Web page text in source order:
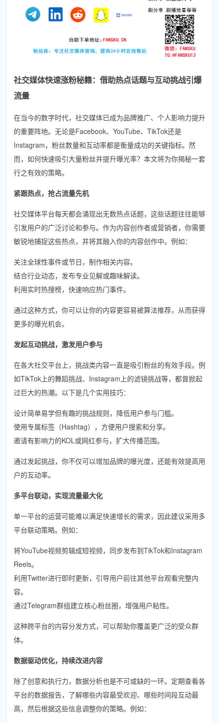
社交媒体快速涨粉秘籍：借助热点话题与互动挑战引爆
流量
在当今的数字时代，社交媒体已成为品牌推广、个人影响力提升
的重要阵地。无论是Facebook、YouTube、TikTok还是
Instagram，粉丝数量和互动率都是衡量成功的关键指标。然
而，如何快速吸引大量粉丝并提升曝光率？本文将为你揭秘一套
行之有效的策略。
紧跟热点，抢占流量先机
社交媒体平台每天都会涌现出无数热点话题，这些话题往往能够
引发用户的广泛讨论和参与。作为内容创作者或营销者，你需要
敏锐地捕捉这些热点，并将其融入你的内容创作中。例如：
关注全球性事件或节日，制作相关内容。
结合行业动态，发布专业见解或趣味解读。
利用实时热搜榜，快速响应热门事件。
通过这种方式，你可以让你的内容更容易被算法推荐，从而获得
更多的曝光机会。
发起互动挑战，激发用户参与
在各大社交平台上，挑战类内容一直是吸引粉丝的有效手段。例
如TikTok上的舞蹈挑战、Instagram上的滤镜挑战等，都曾掀起
过巨大的热潮。以下是几个实用技巧：
设计简单易学但有趣的挑战规则，降低用户参与门槛。
使用专属标签（Hashtag），方便用户搜索和分享。
邀请有影响力的KOL或网红参与，扩大传播范围。
通过发起挑战，你不仅可以增加品牌的曝光度，还能有效提高用
户的互动率。
多平台联动，实现流量最大化
单一平台的运营可能难以满足快速增长的需求，因此建议采用多
平台联动策略。例如：
将YouTube视频剪辑成短视频，同步发布到TikTok和Instagram
Reels。
利用Twitter进行即时更新，引导用户前往其他平台观看完整内
容。
通过Telegram群组建立核心粉丝圈，增强用户粘性。
这种跨平台的内容分发方式，可以帮助你覆盖更广泛的受众群
体。
数据驱动优化，持续改进内容
除了创意和执行力，数据分析也是不可或缺的一环。定期查看各
平台的数据报告，了解哪些内容最受欢迎、哪些时间段互动最
高，然后根据这些信息调整你的策略。例如：